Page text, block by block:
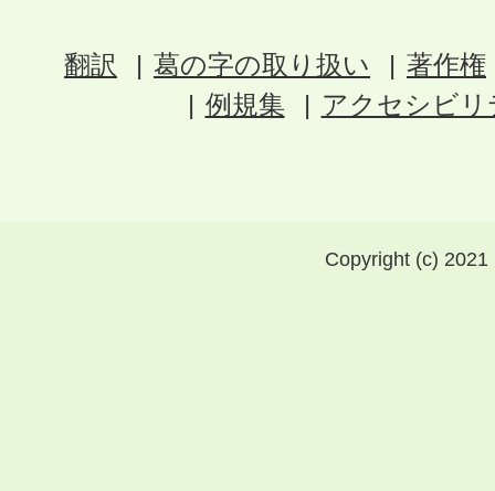
翻訳 葛の字の取り扱い
著作権
例規集
アクセシビ
Copyright (c)